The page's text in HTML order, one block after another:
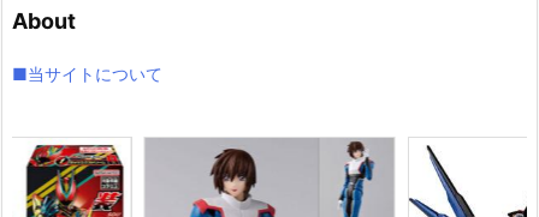
ブ
About
■当サイトについて